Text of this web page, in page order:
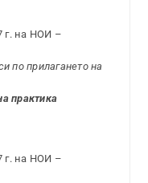
г. на НОИ –
по прилагането на
практика
г. на НОИ –